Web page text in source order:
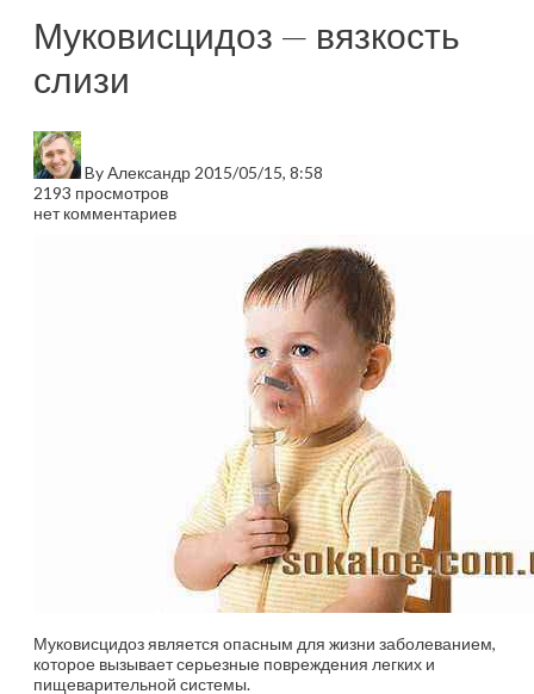
Муковисцидоз — вязкость
слизи
ByАлександр 2015/05/15, 8:58
2193 просмотров
нет комментариев
Муковисцидоз является опасным для жизни заболеванием,
которое вызывает серьезные повреждения легких и
пищеварительной системы.